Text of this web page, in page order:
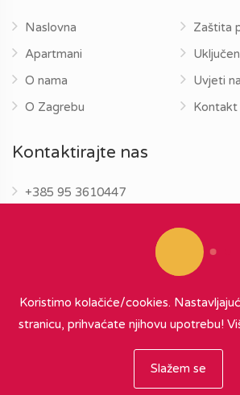
Naslovna
Apartmani
O nama
O Zagrebu
Zaštita
Uvjeti
Kontakt
Kontaktirajte nas
+385 95 3610447
Koristimo kolačiće/cookies.
stranicu, prihvaćate njihovu upotrebu!
Slažem se